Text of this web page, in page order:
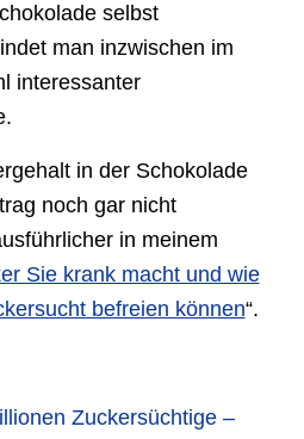
selbst
man inzwischen im
interessanter
in der Schokolade
noch gar nicht
in meinem
Sie krank macht und wie
befreien können“.
Zuckersüchtige –